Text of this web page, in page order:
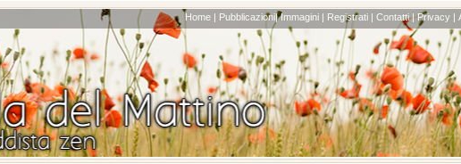
Home | Pubblicazioni| Immagini | Registrati | Contatti | Privacy |